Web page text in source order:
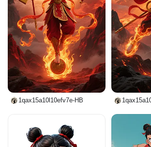
1qax15a10l10efv7e-HB